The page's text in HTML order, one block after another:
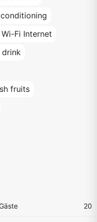
Wi-Fi Internet
drink
fruits
20